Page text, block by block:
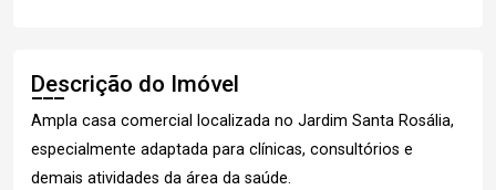
Descrição do Imóvel
Ampla casa comercial localizada no Jardim Santa Rosália,
especialmente adaptada para clínicas, consultórios e
demais atividades da área da saúde.